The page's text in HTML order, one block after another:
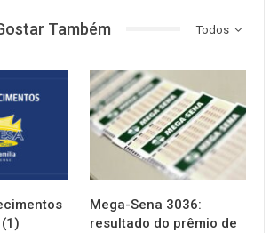
Todos
Também
NOTÍCIAS
Mega-Sena 3036:
resultado do prêmio de